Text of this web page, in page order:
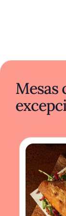
Mesas